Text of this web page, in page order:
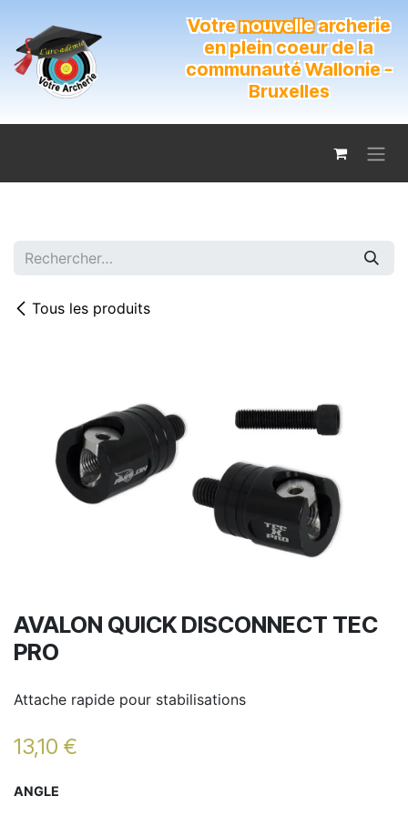
Votrenouvellearcherie
en plein coeur de la
communauté Wallonie -
Bruxelles
Tous les produits
AVALON QUICK DISCONNECT TEC
PRO
Attache rapide pour stabilisations
13,10 €
ANGLE